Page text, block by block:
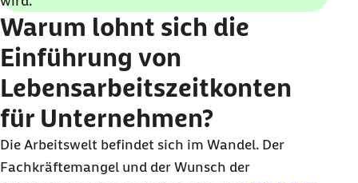
Warum lohnt sich die
Einführung von
Lebensarbeitszeitkonten
für Unternehmen?
Die Arbeitswelt befindet sich im Wandel. Der
Fachkräftemangel und der Wunsch der